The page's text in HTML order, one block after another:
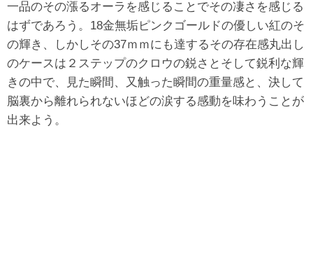
一品のその漲るオーラを感じることでその凄さを感じる
はずであろう。18金無垢ピンクゴールドの優しい紅のそ
の輝き、しかしその37ｍｍにも達するその存在感丸出し
のケースは２ステップのクロウの鋭さとそして鋭利な輝
きの中で、見た瞬間、又触った瞬間の重量感と、決して
脳裏から離れられないほどの涙する感動を味わうことが
出来よう。